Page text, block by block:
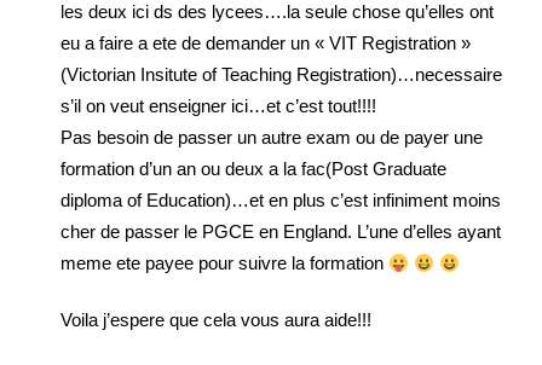
les deux ici ds des lycees….la seule chose qu’elles ont
eu a faire a ete de demander un « VIT Registration »
(Victorian Insitute of Teaching Registration)…necessaire
s’il on veut enseigner ici…et c’est tout!!!!
Pas besoin de passer un autre exam ou de payer une
formation d’un an ou deux a la fac(Post Graduate
diploma of Education)…et en plus c’est infiniment moins
cher de passer le PGCE en England. L’une d’elles ayant
meme ete payee pour suivre la formation
Voila j’espere que cela vous aura aide!!!